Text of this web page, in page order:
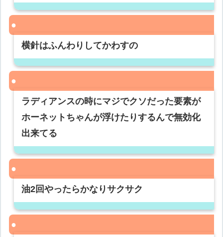
横針はふんわりしてかわすの
ラディアンスの時にマジでクソだった要素が
ホーネットちゃんが浮けたりするんで無効化
出来てる
油2回やったらかなりサクサク